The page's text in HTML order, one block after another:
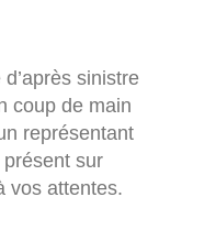
sinistre
coup de main
représentant
sur
vos attentes.